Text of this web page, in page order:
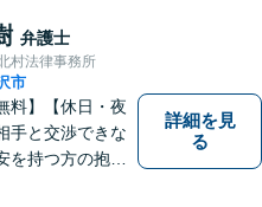
弁護士
村法律事務所
市
料】【休日・夜
手と交渉できな
を持つ方の抱え
詳細を見
る